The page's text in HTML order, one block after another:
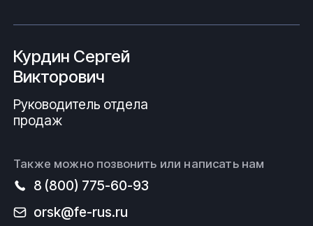
Курдин Сергей
Викторович
Руководитель отдела
продаж
Также можно позвонить или написать нам
8 (800) 775-60-93
orsk@fe-rus.ru